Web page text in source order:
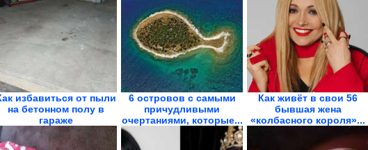
избавиться от пыли
на бетонном полу в
гараже
6 островов с самыми
причудливыми
очертаниями, которые...
Как живёт в свои 56
бывшая жена
«колбасного короля»...